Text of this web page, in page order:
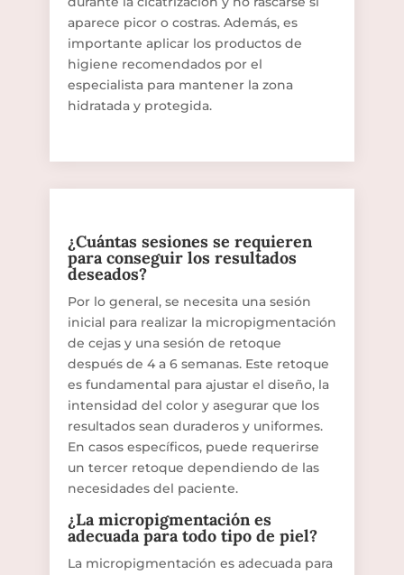
aparece picor o costras. Además, es
importante aplicar los productos de
higiene recomendados por el
especialista para mantener la zona
hidratada y protegida.
¿Cuántas sesiones se requieren
para conseguir los resultados
deseados?
Por lo general, se necesita una sesión
inicial para realizar la micropigmentación
de cejas y una sesión de retoque
después de 4 a 6 semanas. Este retoque
es fundamental para ajustar el diseño, la
intensidad del color y asegurar que los
resultados sean duraderos y uniformes.
En casos específicos, puede requerirse
un tercer retoque dependiendo de las
necesidades del paciente.
¿La micropigmentación es
adecuada para todo tipo de piel?
La micropigmentación es adecuada para